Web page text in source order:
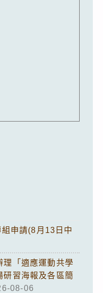
申請(8月13日中
理「適應運動共學
研習海報及各區簡
08-06